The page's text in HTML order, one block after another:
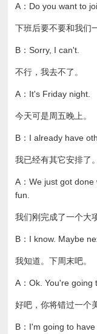
A：Do you want to
下班后要不要和我们
B：Sorry, I can't.
不行，我去不了。
A：It's Friday night.
今天可是周五晚上。
B：I already have
我已经有其它安排了。
A：We just got
fun.
我们刚完成了一个大
B：I know. Maybe
我知道。下周末吧。
A：Ok. You're going
好吧，你将错过一个
B：I'm going to